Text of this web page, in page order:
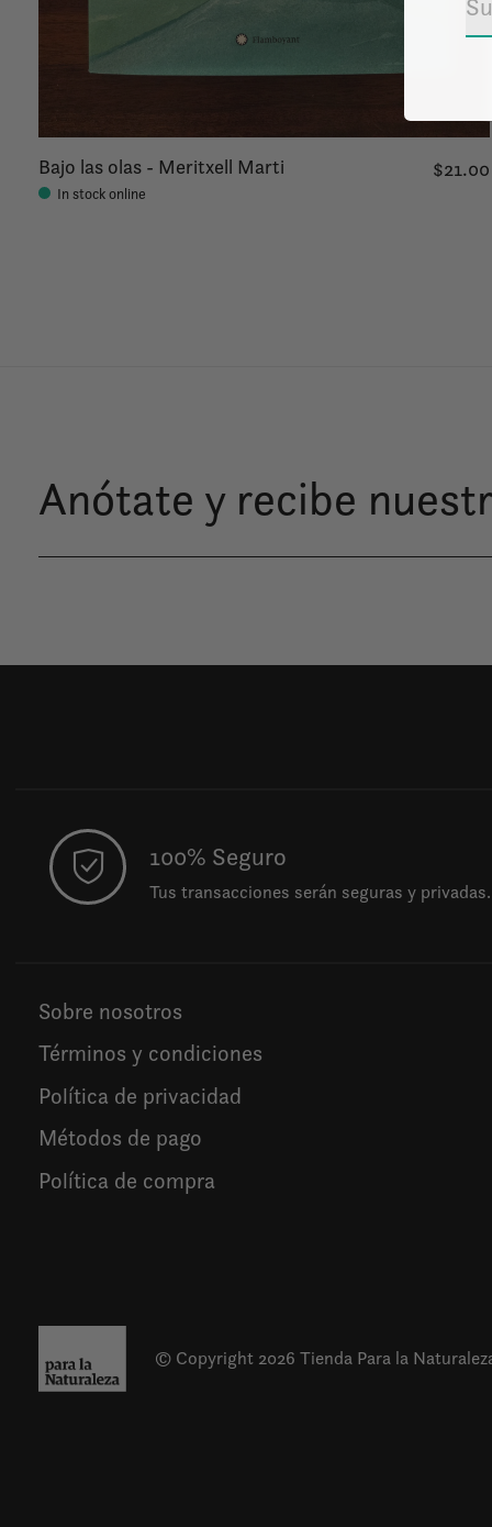
Bajo las olas - Meritxell Marti
In stock online
$21.00
Anótate y recibe
100% Seguro
Tus transacciones serán seguras y privadas.
Sobre nosotros
Términos y condiciones
Política de privacidad
Métodos de pago
Política de compra
© Copyright 2026 Tienda Para la